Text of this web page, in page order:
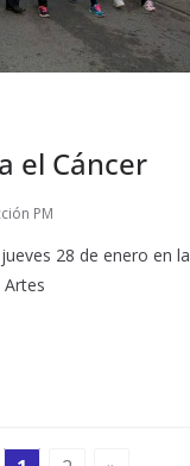
el Cáncer
PM
28 de enero en la